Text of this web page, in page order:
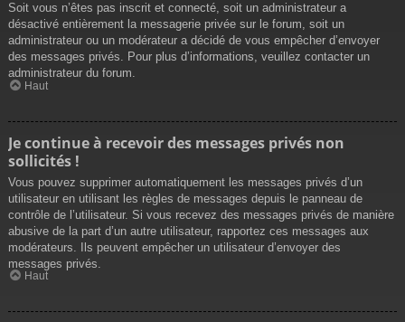
Soit vous n’êtes pas inscrit et connecté, soit un administrateur a
désactivé entièrement la messagerie privée sur le forum, soit un
administrateur ou un modérateur a décidé de vous empêcher d’envoyer
des messages privés. Pour plus d’informations, veuillez contacter un
administrateur du forum.
Haut
Je continue à recevoir des messages privés non
sollicités !
Vous pouvez supprimer automatiquement les messages privés d’un
utilisateur en utilisant les règles de messages depuis le panneau de
contrôle de l’utilisateur. Si vous recevez des messages privés de manière
abusive de la part d’un autre utilisateur, rapportez ces messages aux
modérateurs. Ils peuvent empêcher un utilisateur d’envoyer des
messages privés.
Haut